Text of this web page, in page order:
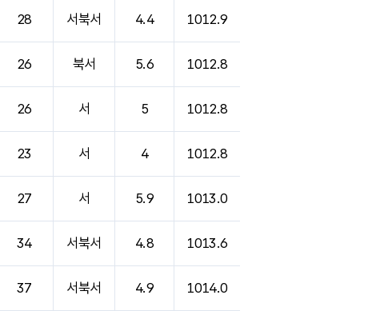
28 서북서 4.4 1012.9
26 북서 5.6 1012.8
26 서 5 1012.8
23 서 4 1012.8
27 서 5.9 1013.0
34 서북서 4.8 1013.6
37 서북서 4.9 1014.0